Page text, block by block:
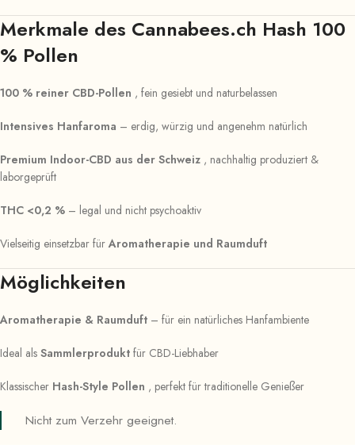
Merkmale des Cannabees.ch Hash 100
% Pollen
100 % reiner CBD-Pollen , fein gesiebt und naturbelassen
Intensives Hanfaroma – erdig, würzig und angenehm natürlich
Premium Indoor-CBD aus der Schweiz , nachhaltig produziert &
laborgeprüft
THC <0,2 % – legal und nicht psychoaktiv
Vielseitig einsetzbar fürAromatherapie und Raumduft
Möglichkeiten
Aromatherapie & Raumduft – für ein natürliches Hanfambiente
Ideal als Sammlerprodukt für CBD-Liebhaber
Klassischer Hash-Style Pollen , perfekt für traditionelle Genießer
Nicht zum Verzehr geeignet.